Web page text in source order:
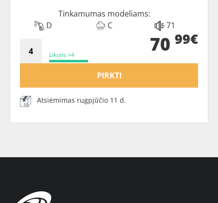
Tinkamumas modeliams:
D
C 71
Likutis >4 70 99€
PIRKTI
Atsiėmimas rugpjūčio 11 d.